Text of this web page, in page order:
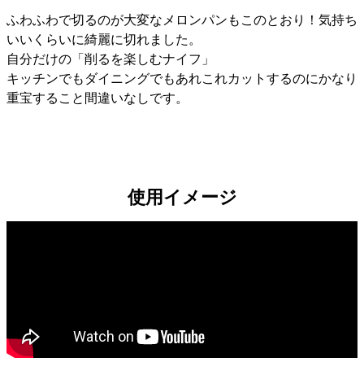
ふわふわで切るのが大変なメロンパンもこのとおり！気持ち
いいくらいに綺麗に切れました。
自分だけの「削るを楽しむナイフ」
キッチンでもダイニングでもあれこれカットするのにかなり
重宝すること間違いなしです。
使用イメージ